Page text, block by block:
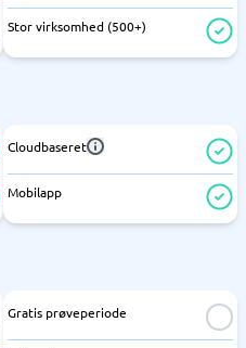
Stor virksomhed (500+)
Cloudbaseret
Mobilapp
Gratis prøveperiode